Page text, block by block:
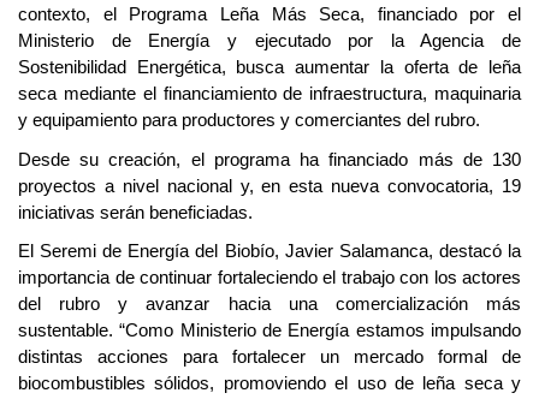
contexto, el Programa Leña Más Seca, financiado por el
Ministerio de Energía y ejecutado por la Agencia de
Sostenibilidad Energética, busca aumentar la oferta de leña
seca mediante el financiamiento de infraestructura, maquinaria
y equipamiento para productores y comerciantes del rubro.
Desde su creación, el programa ha financiado más de 130
proyectos a nivel nacional y, en esta nueva convocatoria, 19
iniciativas serán beneficiadas.
El Seremi de Energía del Biobío, Javier Salamanca, destacó la
importancia de continuar fortaleciendo el trabajo con los actores
del rubro y avanzar hacia una comercialización más
sustentable. “Como Ministerio de Energía estamos impulsando
distintas acciones para fortalecer un mercado formal de
biocombustibles sólidos, promoviendo el uso de leña seca y